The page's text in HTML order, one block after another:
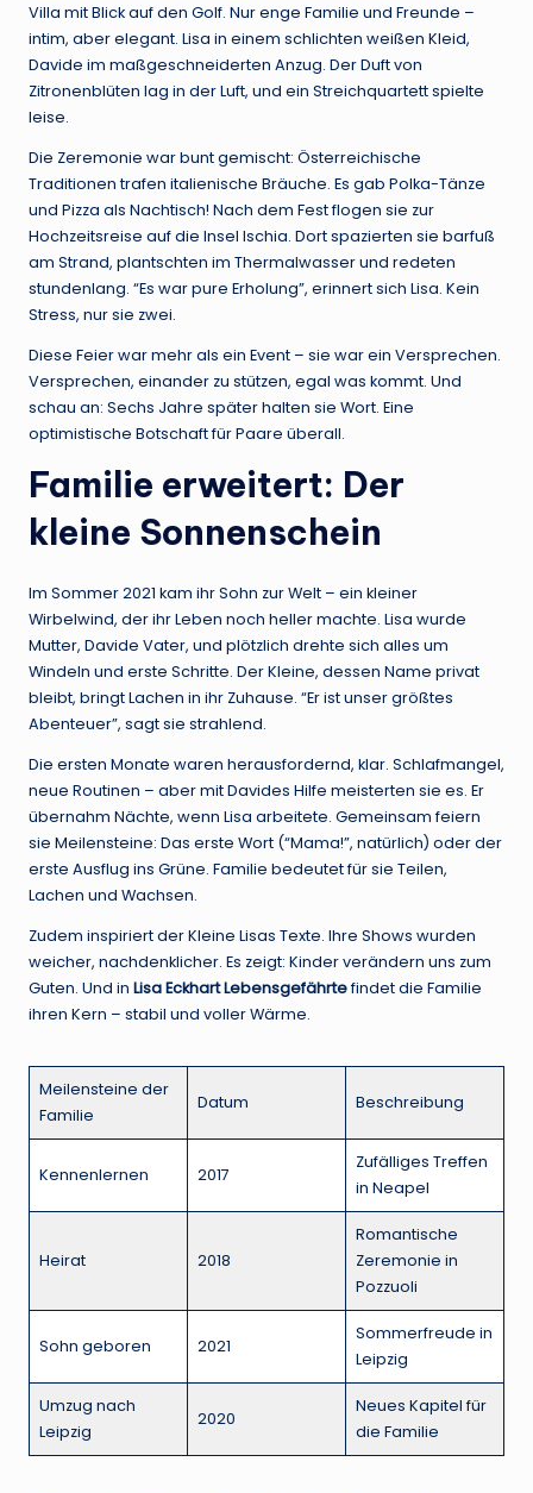
Villa mit Blick auf den Golf. Nur enge Familie und Freunde –
intim, aber elegant. Lisa in einem schlichten weißen Kleid,
Davide im maßgeschneiderten Anzug. Der Duft von
Zitronenblüten lag in der Luft, und ein Streichquartett spielte
leise.
Die Zeremonie war bunt gemischt: Österreichische
Traditionen trafen italienische Bräuche. Es gab Polka-Tänze
und Pizza als Nachtisch! Nach dem Fest flogen sie zur
Hochzeitsreise auf die Insel Ischia. Dort spazierten sie barfuß
am Strand, plantschten im Thermalwasser und redeten
stundenlang. “Es war pure Erholung”, erinnert sich Lisa. Kein
Stress, nur sie zwei.
Diese Feier war mehr als ein Event – sie war ein Versprechen.
Versprechen, einander zu stützen, egal was kommt. Und
schau an: Sechs Jahre später halten sie Wort. Eine
optimistische Botschaft für Paare überall.
Familie erweitert: Der
kleine Sonnenschein
Im Sommer 2021 kam ihr Sohn zur Welt – ein kleiner
Wirbelwind, der ihr Leben noch heller machte. Lisa wurde
Mutter, Davide Vater, und plötzlich drehte sich alles um
Windeln und erste Schritte. Der Kleine, dessen Name privat
bleibt, bringt Lachen in ihr Zuhause. “Er ist unser größtes
Abenteuer”, sagt sie strahlend.
Die ersten Monate waren herausfordernd, klar. Schlafmangel,
neue Routinen – aber mit Davides Hilfe meisterten sie es. Er
übernahm Nächte, wenn Lisa arbeitete. Gemeinsam feiern
sie Meilensteine: Das erste Wort (“Mama!”, natürlich) oder der
erste Ausflug ins Grüne. Familie bedeutet für sie Teilen,
Lachen und Wachsen.
Zudem inspiriert der Kleine Lisas Texte. Ihre Shows wurden
weicher, nachdenklicher. Es zeigt: Kinder verändern uns zum
Guten. Und in Lisa Eckhart Lebensgefährtefindet die Familie
ihren Kern – stabil und voller Wärme.
Meilensteine der
Familie
Datum Beschreibung
Kennenlernen 2017
Zufälliges Treffen
in Neapel
Heirat 2018
Romantische
Zeremonie in
Pozzuoli
Sohn geboren 2021
Sommerfreude in
Leipzig
Umzug nach
Leipzig
2020
Neues Kapitel für
die Familie